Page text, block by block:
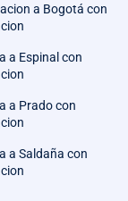
a Bogotá con
a Espinal con
a Prado con
a Saldaña con